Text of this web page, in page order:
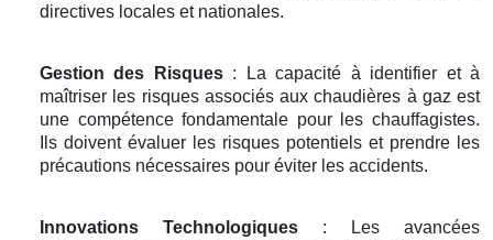
directives locales et nationales.
Gestion des Risques: La capacité à identifier et à
maîtriser les risques associés aux chaudières à gaz est
une compétence fondamentale pour les chauffagistes.
Ils doivent évaluer les risques potentiels et prendre les
précautions nécessaires pour éviter les accidents.
Innovations Technologiques : Les avancées